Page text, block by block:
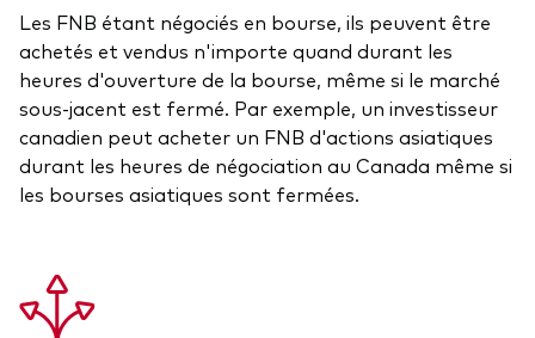
FNB indiciels
Portefeuilles modèles de Vanguard
Comment acheter
Vue d’ensemble
Par l’intermédiaire d’un compte de courtage en
ligne
Ressources destinées aux investisseurs
Centre fiscal
Les FNB étant négociés en bourse, ils peuvent être
achetés et vendus n'importe quand durant les
heures d'ouverture de la bourse, même si le marché
sous-jacent est fermé. Par exemple, un investisseur
canadien peut acheter un FNB d'actions asiatiques
durant les heures de négociation au Canada même si
les bourses asiatiques sont fermées.